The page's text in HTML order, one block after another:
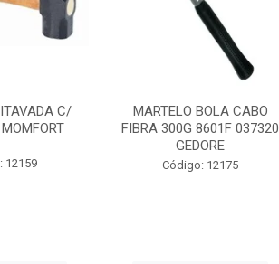
C/
12159
MARTELO BOLA CABO
FIBRA 300G 8601F 037320
GEDORE
Código: 12175